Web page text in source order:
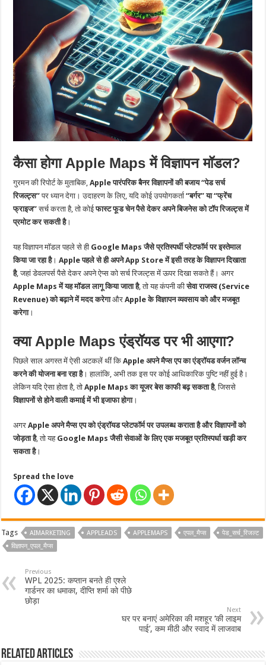
कैसा होगा Apple Maps में विज्ञापन मॉडल?
गुरमन की रिपोर्ट के मुताबिक,Apple पारंपरिक बैनर विज्ञापनों की बजाय “पेड सर्च
रिजल्ट्स”पर ध्यान देगा। उदाहरण के लिए, यदि कोई उपयोगकर्ता“बर्गर” या “फ्रेंच
फ्राइज”सर्च करता है, तो कोईफास्ट फूड चेन पैसे देकर अपने बिजनेस को टॉप रिजल्ट्स में
प्रमोट कर सकती है।
यह विज्ञापन मॉडल पहले से ही Google Maps जैसे प्रतिस्पर्धी प्लेटफॉर्म पर इस्तेमाल
किया जा रहा है।Apple पहले से ही अपने App Store में इसी तरह के विज्ञापन दिखाता
है, जहां डेवलपर्स पैसे देकर अपने ऐप्स को सर्च रिजल्ट्स में ऊपर दिखा सकते हैं। अगर
Apple Maps में यह मॉडल लागू किया जाता है, तो यह कंपनी कीसेवा राजस्व (Service
Revenue) को बढ़ाने में मदद करेगाऔरApple के विज्ञापन व्यवसाय को और मजबूत
करेगा।
क्या Apple Maps एंड्रॉयड पर भी आएगा?
पिछले साल अगस्त में ऐसी अटकलें थीं किApple अपने मैप्स एप का एंड्रॉयड वर्जन लॉन्च
करने की योजना बना रहा है। हालांकि, अभी तक इस पर कोई आधिकारिक पुष्टि नहीं हुई है।
लेकिन यदि ऐसा होता है, तोApple Maps का यूजर बेस काफी बढ़ सकता है, जिससे
विज्ञापनों से होने वाली कमाई में भी इजाफा होगा।
अगरApple अपने मैप्स एप को एंड्रॉयड प्लेटफॉर्म पर उपलब्ध कराता है और विज्ञापनों को
जोड़ता है, तो यह Google Maps जैसी सेवाओं के लिए एक मजबूत प्रतिस्पर्धा खड़ी कर
सकता है।
Spread the love
Tags AIMARKETING APPLEADS APPLEMAPS एपल_मैप्स
पेड_सर्च_रिजल्ट
विज्ञापन_एपल_मैप्स
Previous
WPL 2025: कप्तान बनते ही एश्ले
गार्डनर का धमाका, दीप्ति शर्मा को पीछे
छोड़ा
Next
घर पर बनाएं अमेरिका की मशहूर ‘की लाइम
पाई’, कम मीठी और स्वाद में लाजवाब
Related Articles